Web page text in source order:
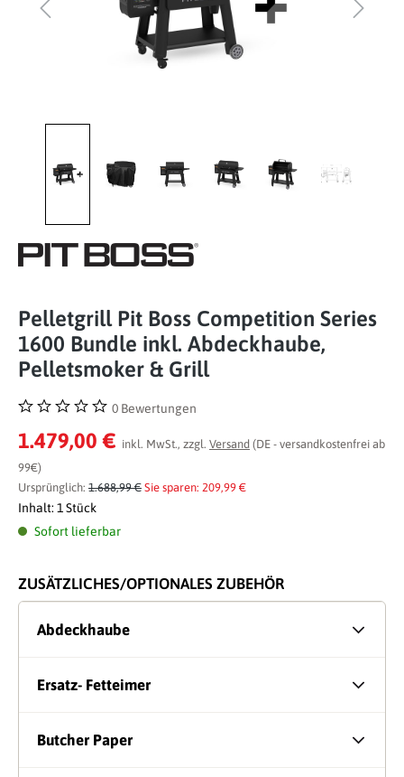
Pelletgrill Pit Boss Competition Series
1600 Bundle inkl. Abdeckhaube,
Pelletsmoker & Grill
Durchschnittliche Bewertung von 0 von 5 Sternen
0 Bewertungen
1.479,00 € inkl. MwSt., zzgl. Versand (DE - versandkostenfrei ab
99€)
Ursprünglich: 1.688,99 € Sie sparen: 209,99 €
Inhalt: 1 Stück
Sofort lieferbar
ZUSÄTZLICHES/OPTIONALES ZUBEHÖR
Abdeckhaube
Ersatz- Fetteimer
Butcher Paper